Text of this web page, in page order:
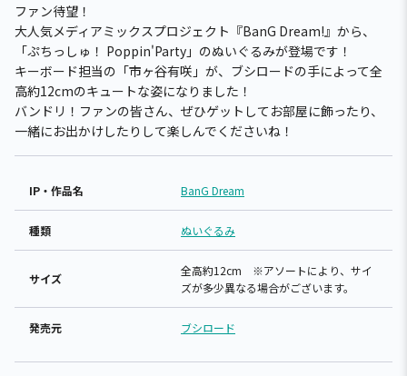
ファン待望！
大人気メディアミックスプロジェクト『BanG Dream!』から、
「ぷちっしゅ！ Poppin'Party」のぬいぐるみが登場です！
キーボード担当の「市ヶ谷有咲」が、ブシロードの手によって全
高約12cmのキュートな姿になりました！
バンドリ！ファンの皆さん、ぜひゲットしてお部屋に飾ったり、
一緒にお出かけしたりして楽しんでくださいね！
IP・作品名 BanG Dream
種類 ぬいぐるみ
サイズ
全高約12cm ※アソートにより、サイ
ズが多少異なる場合がございます。
発売元 ブシロード